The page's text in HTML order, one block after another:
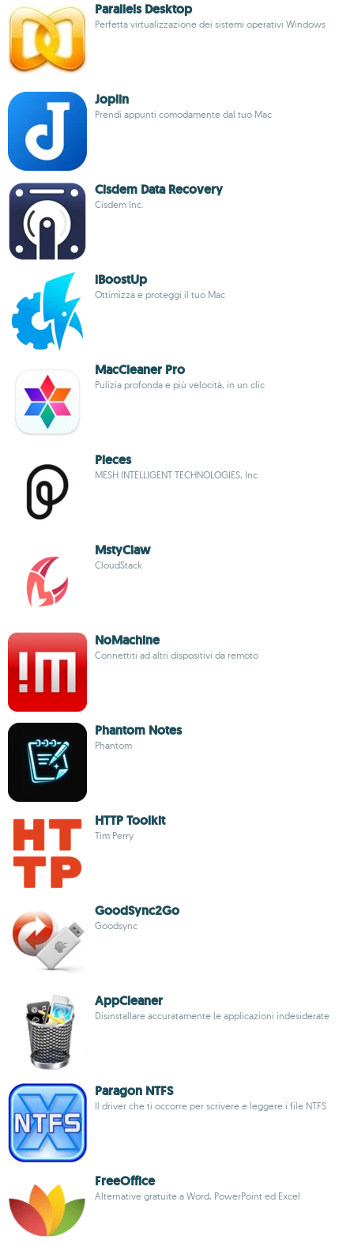
Parallels Desktop
Perfetta virtualizzazione dei sistemi operativi Windows
Joplin
Prendi appunti comodamente dal tuo Mac
Cisdem Data Recovery
Cisdem Inc.
iBoostUp
Ottimizza e proteggi il tuo Mac
MacCleaner Pro
Pulizia profonda e più velocità, in un clic
Pieces
MESH INTELLIGENT TECHNOLOGIES, Inc.
MstyClaw
CloudStack
NoMachine
Connettiti ad altri dispositivi da remoto
Phantom Notes
Phantom
HTTP Toolkit
Tim Perry
GoodSync2Go
Goodsync
AppCleaner
Disinstallare accuratamente le applicazioni indesiderate
Paragon NTFS
Il driver che ti occorre per scrivere e leggere i file NTFS
FreeOffice
Alternative gratuite a Word, PowerPoint ed Excel